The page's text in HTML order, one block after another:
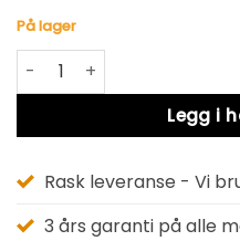
På lager
FIELD 230V antall
Legg i
Alternative:
Rask leveranse - Vi
3 års garanti på alle